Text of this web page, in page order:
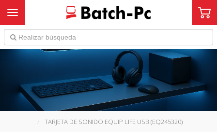
Toggle navigation
TARJETA DE SONIDO EQUIP LIFE USB (EQ245320)